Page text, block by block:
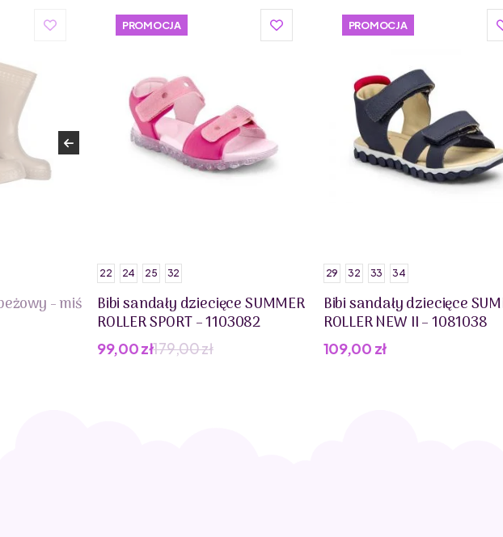
buty tej
Jednym z
tworzony
Buty
- miś
PROMOCJA
22 24 25 32
Bibi sandały dziecięce SUMMER
ROLLER SPORT – 1103082
179,00zł
Pierwotna
99,00zł
Aktualna
PROMOCJA
29 32 33 34
Bibi sandały dziecięce
ROLLER NEW II – 1081038
109,00 zł